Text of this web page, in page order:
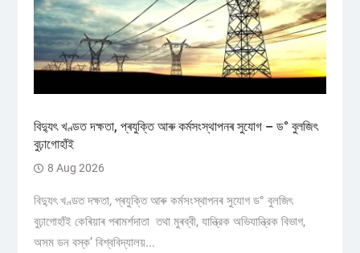
বিদ্যুৎ খণ্ডত দক্ষতা, প্ৰযুক্তি আৰু কৰ্মসংস্থাপনৰ সুযোগ – ড° বুলজিৎ
বুঢ়াগোহাঁই
8 Aug 2026
বিদ্যুৎ খণ্ডত দক্ষতা, প্ৰযুক্তি আৰু কৰ্মসংস্থাপনৰ সুযোগ ড° বুলজিৎ
বুঢ়াগোহাঁই কেৰিয়াৰ পৰামৰ্শদাতা তথা মুৰব্বী, যান্ত্রিক অভিযান্ত্রিক বিভাগ,
অসম ডন বস্ক’ বিশ্ববিদ্যালয়...